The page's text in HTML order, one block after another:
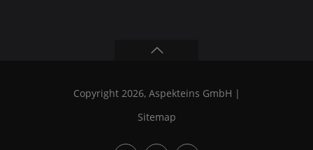
Copyright 2026, Aspekteins GmbH |
Sitemap